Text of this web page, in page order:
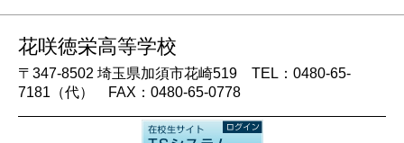
花咲徳栄高等学校
〒347-8502 埼玉県加須市花崎519 TEL：0480-65-
7181（代） FAX：0480-65-0778